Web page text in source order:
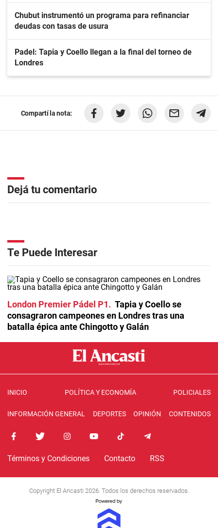
Chubut instrumentó un programa para refinanciar
deudas con tasas de usura
Padel: Tapia y Coello llegan a la final del torneo de
Londres
Compartí la nota:
Dejá tu comentario
Te Puede Interesar
London Premier Pádel P1
Tapia y Coello se
consagraron campeones en Londres tras una
batalla épica ante Chingotto y Galán
INICIO POLÍTICA Y ECONOMÍA POLICIALES
INFORMACIÓN GENERAL DEPORTES OPINIÓN CONTENIDOS
Términos y Condiciones Contacto RSS
Copyright El Ancasti 2026. Todos los derechos reservados.